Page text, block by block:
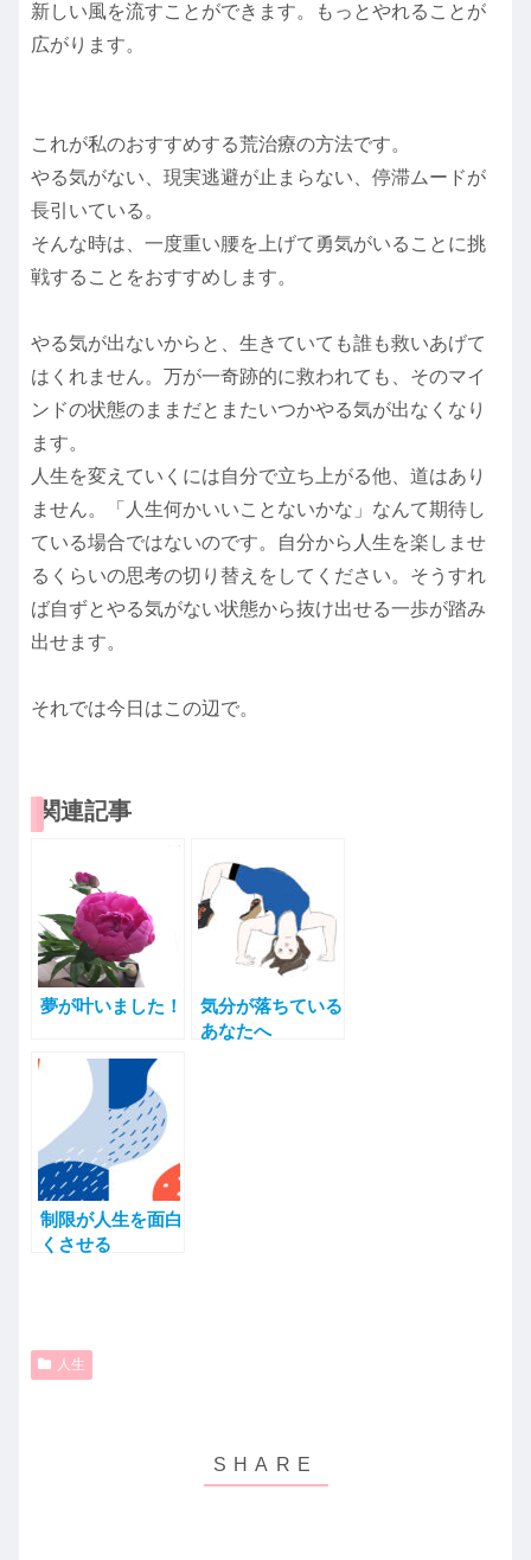
新しい風を流すことができます。もっとやれることが
広がります。
これが私のおすすめする荒治療の方法です。
やる気がない、現実逃避が止まらない、停滞ムードが
長引いている。
そんな時は、一度重い腰を上げて勇気がいることに挑
戦することをおすすめします。
やる気が出ないからと、生きていても誰も救いあげて
はくれません。万が一奇跡的に救われても、そのマイ
ンドの状態のままだとまたいつかやる気が出なくなり
ます。
人生を変えていくには自分で立ち上がる他、道はあり
ません。「人生何かいいことないかな」なんて期待し
ている場合ではないのです。自分から人生を楽しませ
るくらいの思考の切り替えをしてください。そうすれ
ば自ずとやる気がない状態から抜け出せる一歩が踏み
出せます。
それでは今日はこの辺で。
関連記事
夢が叶いました！
気分が落ちている
あなたへ
制限が人生を面白
くさせる
人生